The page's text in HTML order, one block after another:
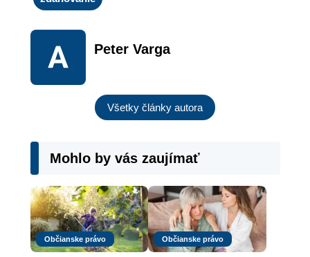
Peter Varga
Všetky články autora
Mohlo by vás zaujímať
Občianske právo Občianske právo